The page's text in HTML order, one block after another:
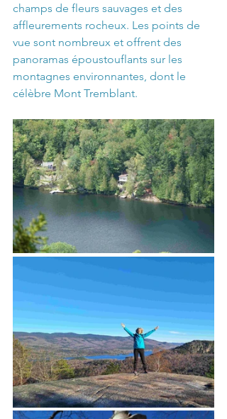
champs de fleurs sauvages et des
affleurements rocheux. Les points de
vue sont nombreux et offrent des
panoramas époustouflants sur les
montagnes environnantes, dont le
célèbre Mont Tremblant.